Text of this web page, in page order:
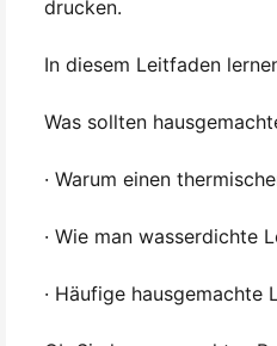
drucken.
In diesem Leitfaden
Was sollten
· Warum einen
· Wie man wasserdichte
· Häufige